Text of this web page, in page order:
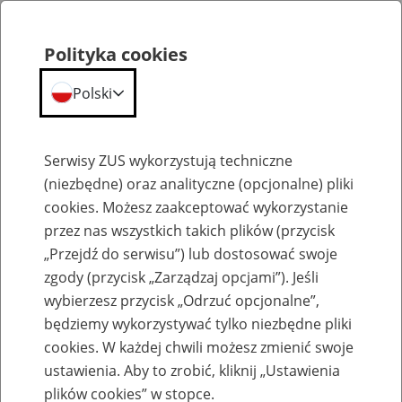
Emerytury
Baza zlikwidowanych lub
przekształconych zakładów pracy
Polityka cookies
Polski
Serwisy ZUS wykorzystują techniczne
(niezbędne) oraz analityczne (opcjonalne) pliki
cookies. Możesz zaakceptować wykorzystanie
przez nas wszystkich takich plików (przycisk
„Przejdź do serwisu”) lub dostosować swoje
zgody (przycisk „Zarządzaj opcjami”). Jeśli
wybierzesz przycisk „Odrzuć opcjonalne”,
będziemy wykorzystywać tylko niezbędne pliki
cookies. W każdej chwili możesz zmienić swoje
ustawienia. Aby to zrobić, kliknij „Ustawienia
plików cookies” w stopce.